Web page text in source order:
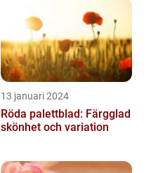
13 januari 2024
Röda palettblad: Färgglad
skönhet och variation